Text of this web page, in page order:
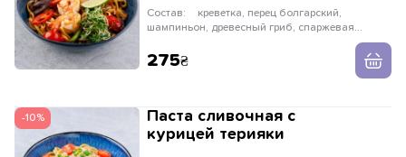
Состав:
шампиньон, древесный гриб, спаржевая
фасоль, помидор черри, имбирь, чеснок, перец
чили, соус устричный, лайм, зелень
275
-10%
Паста сливочная с
курицей терияки